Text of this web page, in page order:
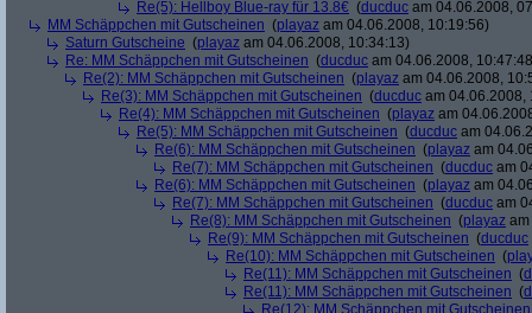
Re(5): Hellboy Blue-ray für 13.8€ (ducduc am 04.06.2008,
MM Schäppchen mit Gutscheinen (playaz am 04.06.2008, 10:19:56)
Saturn Gutscheine (playaz am 04.06.2008, 10:34:13)
Re: MM Schäppchen mit Gutscheinen (ducduc am 04.06.2008,
Re(2): MM Schäppchen mit Gutscheinen (playaz am 04.06.2008,
Re(3): MM Schäppchen mit Gutscheinen (ducduc am 04.06.2008,
Re(4): MM Schäppchen mit Gutscheinen (playaz am
Re(5): MM Schäppchen mit Gutscheinen (ducduc am
Re(6): MM Schäppchen mit Gutscheinen (playaz am
Re(7): MM Schäppchen mit Gutscheinen (ducduc am
Re(6): MM Schäppchen mit Gutscheinen (playaz am
Re(7): MM Schäppchen mit Gutscheinen (ducduc am
Re(8): MM Schäppchen mit Gutscheinen (playaz
Re(9): MM Schäppchen mit Gutscheinen (ducduc
Re(10): MM Schäppchen mit Gutscheinen (
Re(11): MM Schäppchen mit Gutscheinen (
Re(11): MM Schäppchen mit Gutscheinen (
Re(12): MM Schäppchen mit Gutscheinen